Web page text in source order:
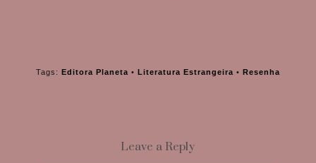
Tags: Editora Planeta • Literatura Estrangeira • Resenha
Leave a Reply